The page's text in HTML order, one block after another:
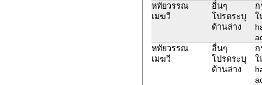
หทัยวรรณ
เมฆวี
อื่นๆ
โปรดระบุ
ด้านล่าง
ก
ใ
หทัยวรรณ
เมฆวี
อื่นๆ
โปรดระบุ
ด้านล่าง
ก
ใ